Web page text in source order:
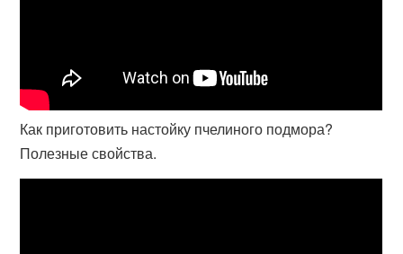
Как приготовить настойку пчелиного подмора?
Полезные свойства.